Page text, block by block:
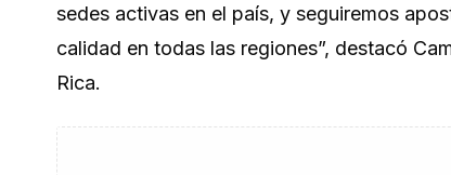
sedes activas en el país, y seguiremos
calidad en todas las regiones”, destacó
Rica.